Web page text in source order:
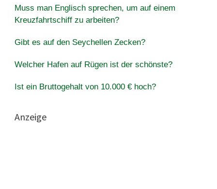
Muss man Englisch sprechen, um auf einem
Kreuzfahrtschiff zu arbeiten?
Gibt es auf den Seychellen Zecken?
Welcher Hafen auf Rügen ist der schönste?
Ist ein Bruttogehalt von 10.000 € hoch?
Anzeige